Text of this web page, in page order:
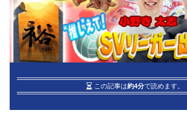
この記事は約4分で読めます。